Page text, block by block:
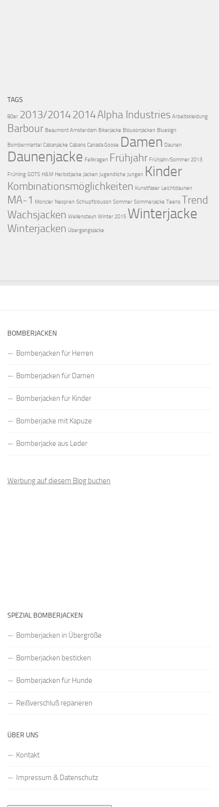
TAGS
80er 2013/20142014Alpha Industries Arbeitskleidung
Barbour Beaumont Amsterdam Bikerjacke Blousonjacken Bluesign
Bombermantel Cabanjacke Cabans Canada Goose Damen Daunen
Daunenjacke Fellkragen Frühjahr Frühjahr/Sommer 2013
Frühling GOTS H&M Herbstjacke Jacken Jugendliche Jungen Kinder
Kombinationsmöglichkeiten Kunstfaser Leichtdaunen
MA-1 Moncler Neopren Schlupfblouson Sommer Sommerjacke Teens Trend
Wachsjacken Wellensteyn Winter 2015 Winterjacke
Winterjacken Übergangsjacke
BOMBERJACKEN
Bomberjacken für Herren
Bomberjacken für Damen
Bomberjacken für Kinder
Bomberjacke mit Kapuze
Bomberjacke aus Leder
Werbung auf diesem Blog buchen
SPEZIAL BOMBERJACKEN
Bomberjacken in Übergröße
Bomberjacken besticken
Bomberjacken für Hunde
Reißverschluß reparieren
ÜBER UNS
Kontakt
Impressum & Datenschutz